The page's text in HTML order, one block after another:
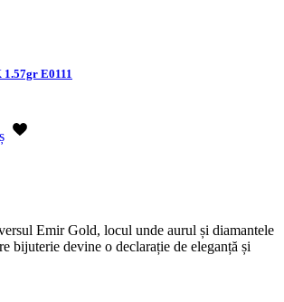
E0111
Emir Gold, locul unde aurul și diamantele
bijuterie devine o declarație de eleganță și